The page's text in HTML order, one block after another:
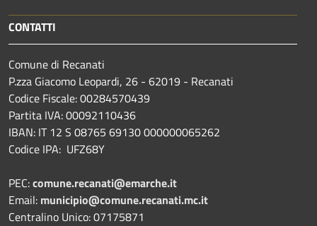
CONTATTI
Comune di Recanati
P.zza Giacomo Leopardi, 26 - 62019 - Recanati
Codice Fiscale: 00284570439
Partita IVA: 00092110436
IBAN: IT 12 S 08765 69130 000000065262
Codice IPA: UFZ68Y
PEC:comune.recanati@emarche.it
Email: municipio@comune.recanati.mc.it
Centralino Unico: 07175871